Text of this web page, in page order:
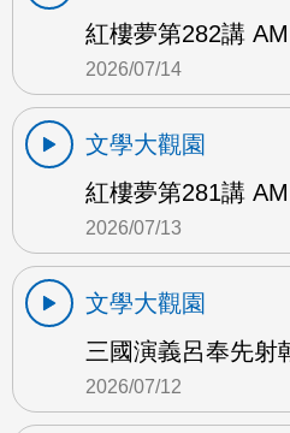
紅樓夢第282講 AM
2026/07/14
文學大觀園
紅樓夢第281講 AM
2026/07/13
文學大觀園
三國演義呂奉先射
2026/07/12